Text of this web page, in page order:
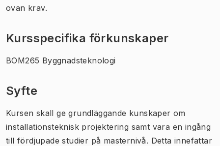
ovan krav.
Kursspecifika förkunskaper
BOM265 Byggnadsteknologi
Syfte
Kursen skall ge grundläggande kunskaper om
installationsteknisk projektering samt vara en ingång
till fördjupade studier på masternivå. Detta innefattar